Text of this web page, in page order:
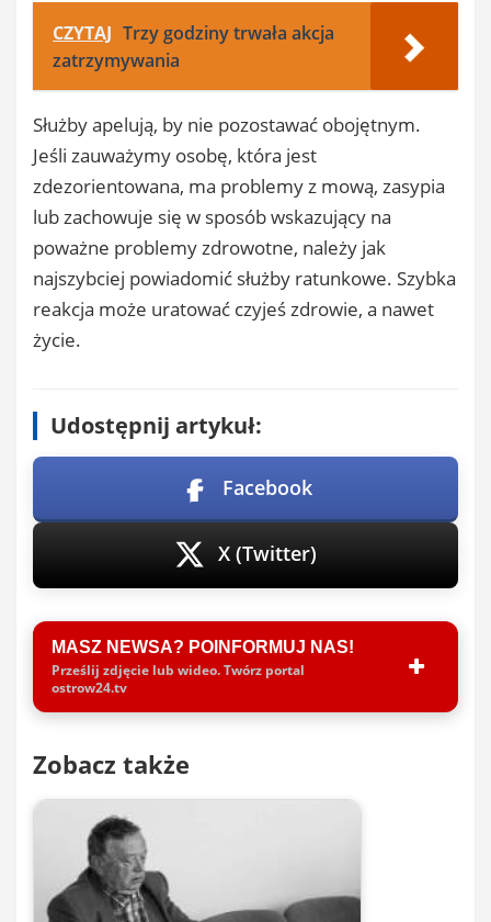
CZYTAJ Trzy godziny trwała akcja
zatrzymywania
Służby apelują, by nie pozostawać obojętnym.
Jeśli zauważymy osobę, która jest
zdezorientowana, ma problemy z mową, zasypia
lub zachowuje się w sposób wskazujący na
poważne problemy zdrowotne, należy jak
najszybciej powiadomić służby ratunkowe. Szybka
reakcja może uratować czyjeś zdrowie, a nawet
życie.
Udostępnij artykuł:
Facebook
X (Twitter)
MASZ NEWSA? POINFORMUJ NAS!
Prześlij zdjęcie lub wideo. Twórz portal
ostrow24.tv
Zobacz także